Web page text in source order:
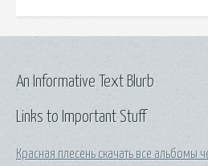
Links to Important Stuff
Красная плесень скачать все альбомы
An Informative Text Blurb